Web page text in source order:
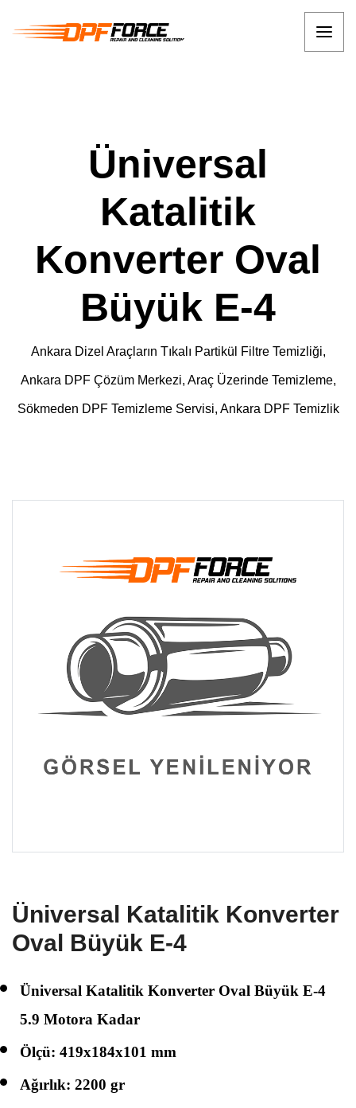
Üniversal
Katalitik
Konverter Oval
Büyük E-4
Ankara Dizel Araçların Tıkalı Partikül Filtre Temizliği,
Ankara DPF Çözüm Merkezi, Araç Üzerinde Temizleme,
Sökmeden DPF Temizleme Servisi, Ankara DPF Temizlik
Üniversal Katalitik Konverter
Oval Büyük E-4
Üniversal Katalitik Konverter Oval Büyük E-4
5.9 Motora Kadar
Ölçü: 419x184x101 mm
Ağırlık: 2200 gr